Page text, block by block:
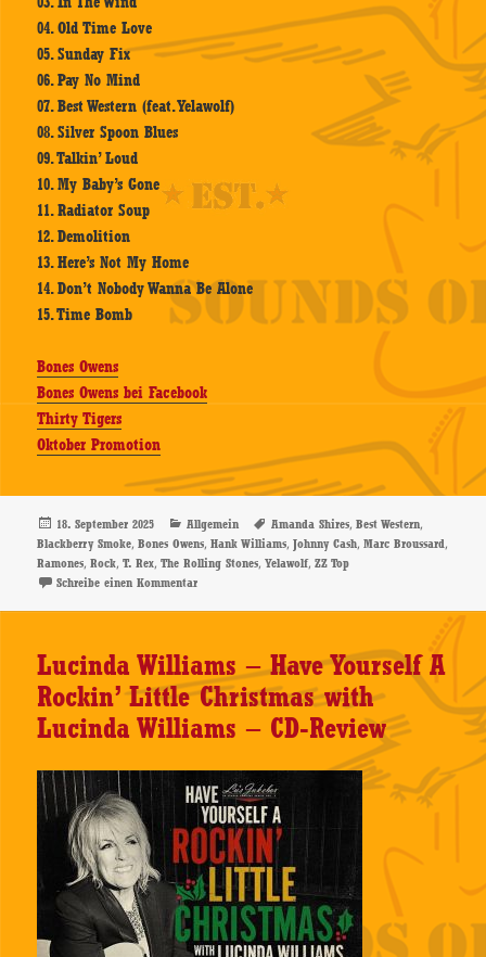
04. Old Time Love
05. Sunday Fix
06. Pay No Mind
07. Best Western (feat. Yelawolf)
08. Silver Spoon Blues
09. Talkin’ Loud
10. My Baby’s Gone
11. Radiator Soup
12. Demolition
13. Here’s Not My Home
14. Don’t Nobody Wanna Be Alone
15. Time Bomb
Bones Owens
Bones Owens bei Facebook
Thirty Tigers
Oktober Promotion
Veröffentlicht
am
18. September 2025 Kategorien
Allgemein Schlagwörter
Amanda Shires,Best Western,
Blackberry Smoke,Bones Owens,Hank Williams,Johnny Cash,Marc Broussard,
Ramones,Rock,T. Rex,The Rolling Stones,Yelawolf,ZZ Top
Schreibe einen Kommentarzu Bones Owens – Best Western – CD-Review
Lucinda Williams – Have Yourself A
Rockin’ Little Christmas with
Lucinda Williams – CD-Review